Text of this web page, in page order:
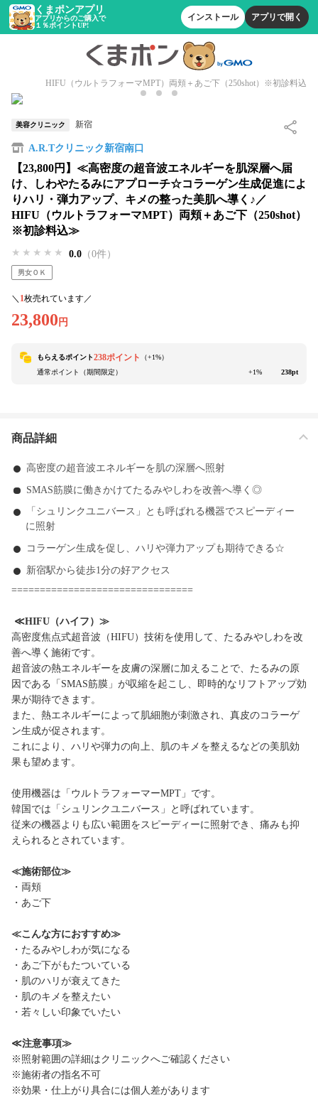
くまポンアプリ
アプリからのご購入で
１％ポイントUP!
インストール アプリで開く
HIFU（ウルトラフォーマMPT）両頬＋あご下（250shot）※初診料込
美容クリニック 新宿
A.R.Tクリニック新宿南口
【23,800円】≪高密度の超音波エネルギーを肌深層へ届
け、しわやたるみにアプローチ☆コラーゲン生成促進によ
りハリ・弾力アップ、キメの整った美肌へ導く♪／
HIFU（ウルトラフォーマMPT）両頬＋あご下（250shot）
※初診料込≫
★★★★★
★★★★★
★★★★★ 0.0 （0件）
男女ＯＫ
＼ 1枚売れています／
23,800 円
もらえるポイント238ポイント （+1%）
通常ポイント（期間限定）
+1% 238pt
商品詳細
高密度の超音波エネルギーを肌の深層へ照射
SMAS筋膜に働きかけてたるみやしわを改善へ導く◎
「シュリンクユニバース」とも呼ばれる機器でスピーディー
に照射
コラーゲン生成を促し、ハリや弾力アップも期待できる☆
新宿駅から徒歩1分の好アクセス
================================
≪HIFU（ハイフ）≫
高密度焦点式超音波（HIFU）技術を使用して、たるみやしわを改
善へ導く施術です。
超音波の熱エネルギーを皮膚の深層に加えることで、たるみの原
因である「SMAS筋膜」が収縮を起こし、即時的なリフトアップ効
果が期待できます。
また、熱エネルギーによって肌細胞が刺激され、真皮のコラーゲ
ン生成が促されます。
これにより、ハリや弾力の向上、肌のキメを整えるなどの美肌効
果も望めます。
使用機器は「ウルトラフォーマーMPT」です。
韓国では「シュリンクユニバース」と呼ばれています。
従来の機器よりも広い範囲をスピーディーに照射でき、痛みも抑
えられるとされています。
≪施術部位≫
・両頬
・あご下
≪こんな方におすすめ≫
・たるみやしわが気になる
・あご下がもたついている
・肌のハリが衰えてきた
・肌のキメを整えたい
・若々しい印象でいたい
≪注意事項≫
※照射範囲の詳細はクリニックへご確認ください
※施術者の指名不可
※効果・仕上がり具合には個人差があります